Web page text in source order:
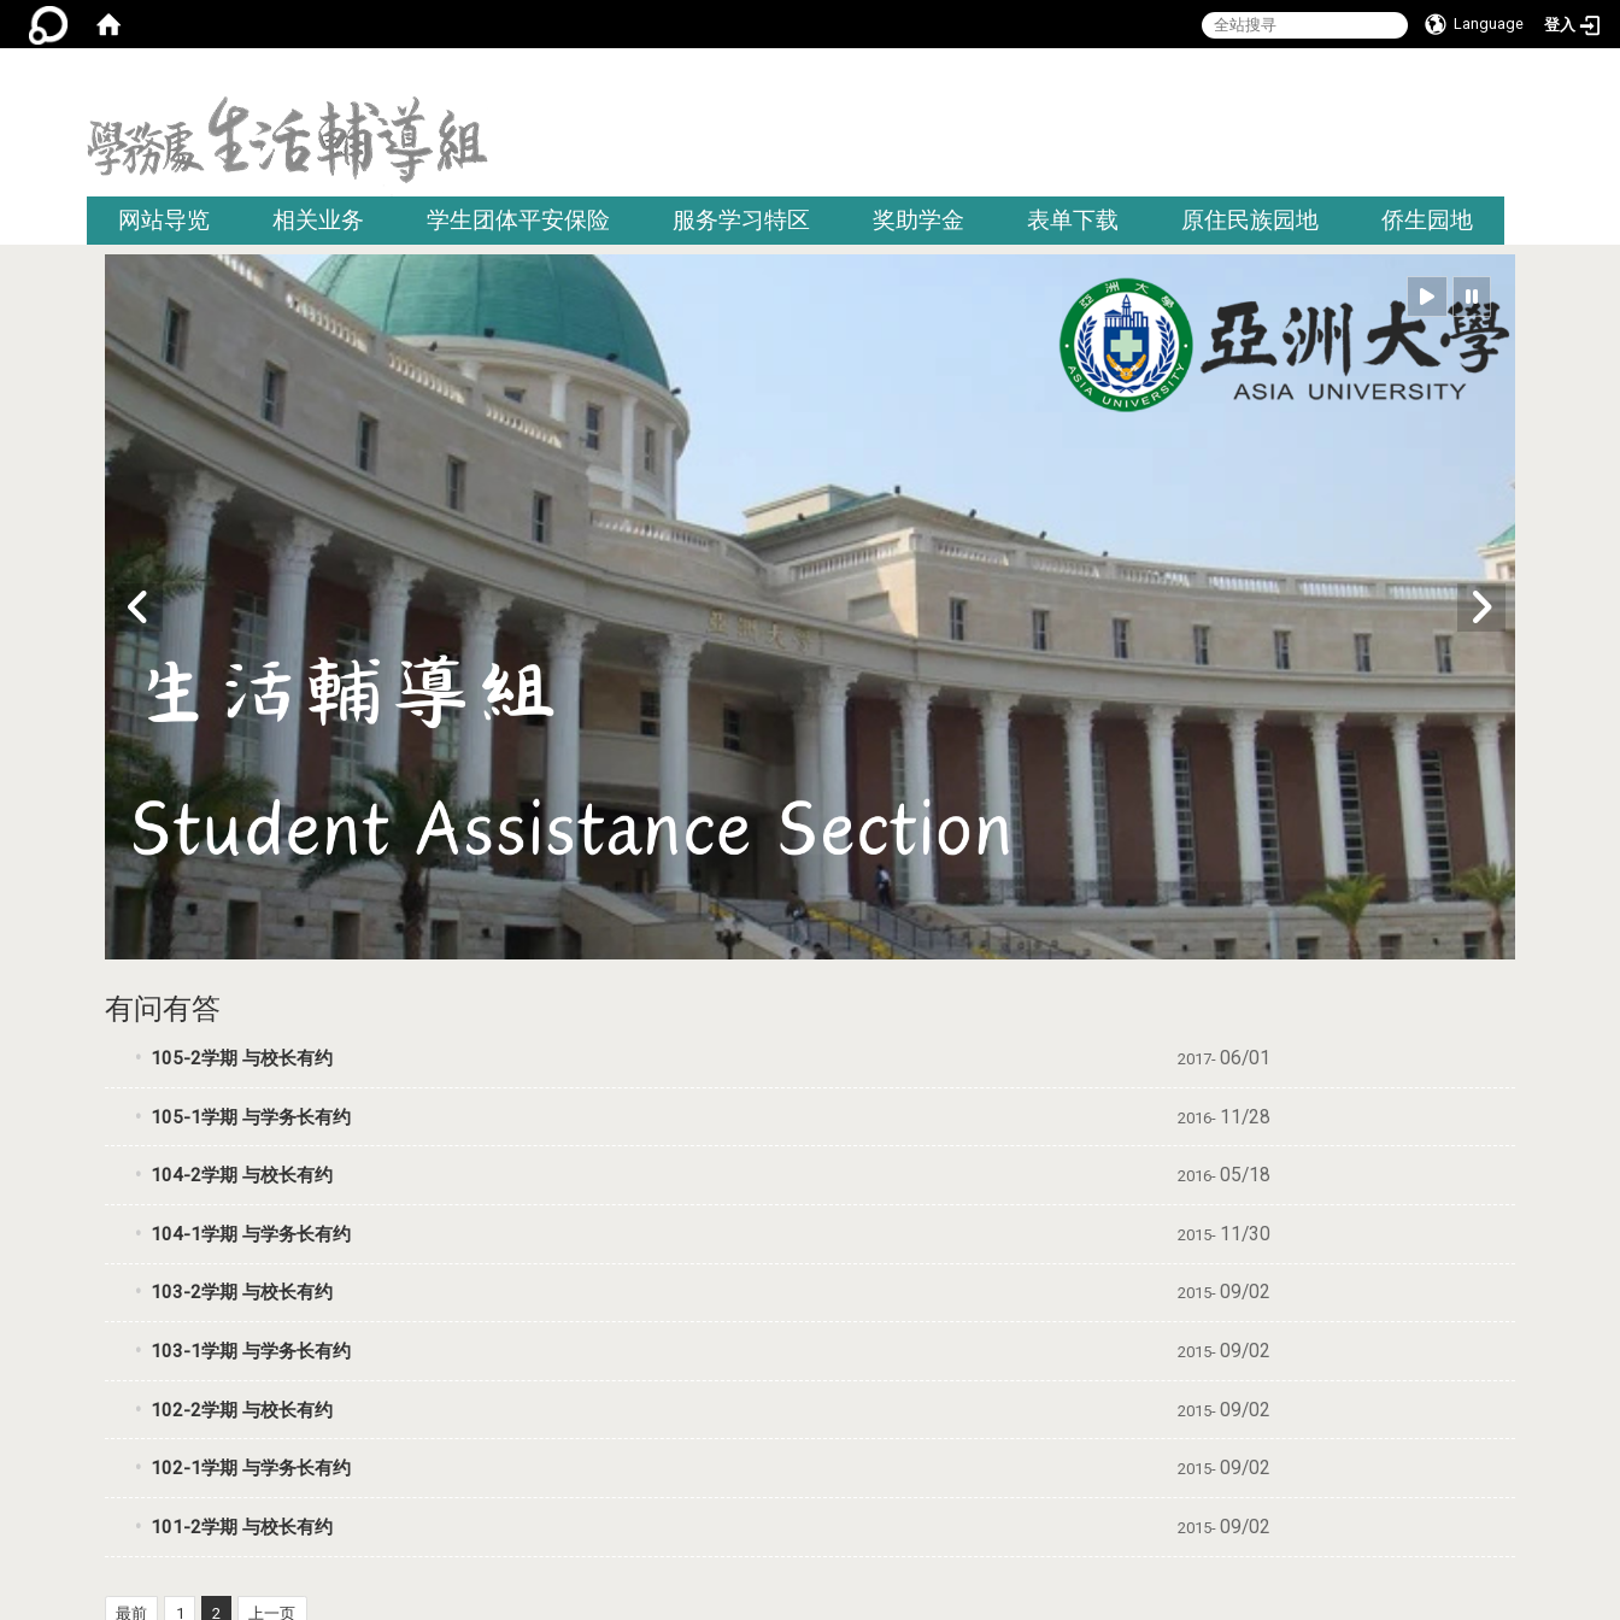
Language 登入
网站导览 相关业务 学生团体平安保险 服务学习特区 奖助学金 表单下载 原住民族园地 侨生园地
有问有答
105-2学期 与校长有约 2017- 06/01
105-1学期 与学务长有约 2016- 11/28
104-2学期 与校长有约 2016- 05/18
104-1学期 与学务长有约 2015- 11/30
103-2学期 与校长有约 2015- 09/02
103-1学期 与学务长有约 2015- 09/02
102-2学期 与校长有约 2015- 09/02
102-1学期 与学务长有约 2015- 09/02
101-2学期 与校长有约 2015- 09/02
最前 1 2 上一页